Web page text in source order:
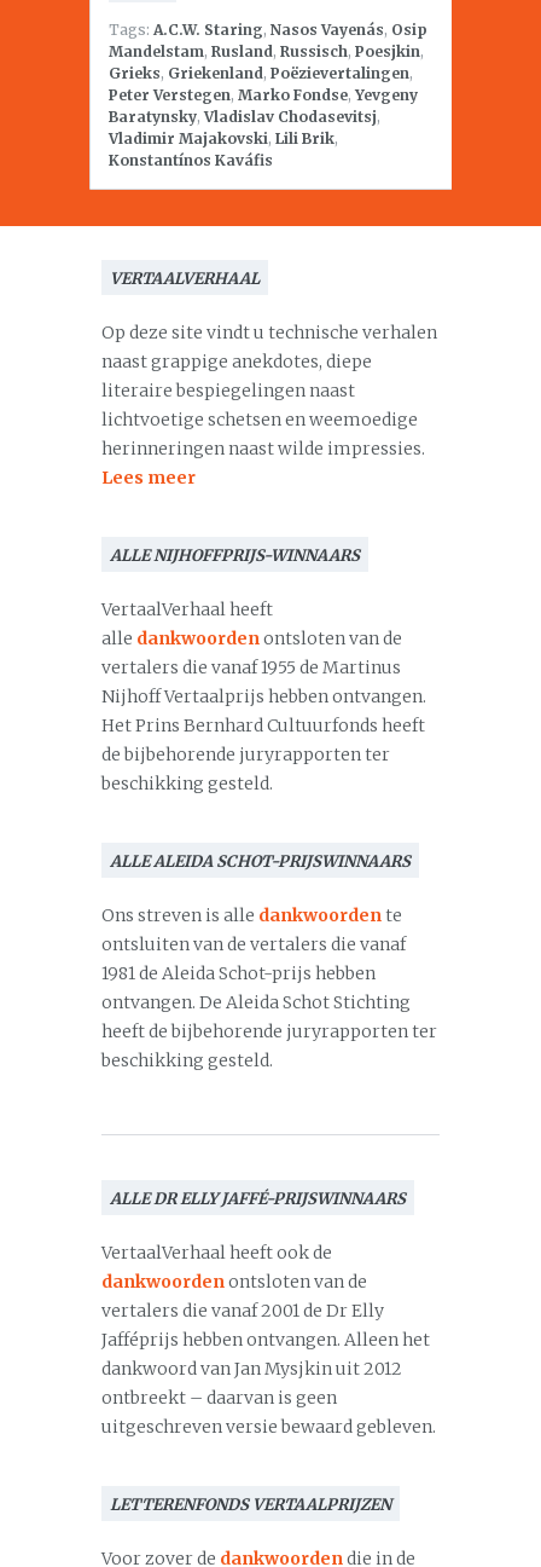
Tags: A.C.W. Staring, Nasos Vayenás, Osip
Mandelstam, Rusland, Russisch, Poesjkin,
Grieks, Griekenland, Poëzievertalingen,
Peter Verstegen, Marko Fondse,Yevgeny
Baratynsky,Vladislav Chodasevitsj,
Vladimir Majakovski, Lili Brik,
Konstantínos Kaváfis
VERTAALVERHAAL
Op deze site vindt u technische verhalen
naast grappige anekdotes, diepe
literaire bespiegelingen naast
lichtvoetige schetsen en weemoedige
herinneringen naast wilde impressies.
Lees meer
ALLE NIJHOFFPRIJS-WINNAARS
VertaalVerhaal heeft
alle dankwoordenontsloten van de
vertalers die vanaf 1955 de Martinus
Nijhoff Vertaalprijs hebben ontvangen.
Het Prins Bernhard Cultuurfonds heeft
de bijbehorende juryrapporten ter
beschikking gesteld.
ALLE ALEIDA SCHOT-PRIJSWINNAARS
Ons streven is alle dankwoordente
ontsluiten van de vertalers die vanaf
1981 de Aleida Schot-prijs hebben
ontvangen. De Aleida Schot Stichting
heeft de bijbehorende juryrapporten ter
beschikking gesteld.
ALLE DR ELLY JAFFÉ-PRIJSWINNAARS
VertaalVerhaal heeft ook de
dankwoordenontsloten van de
vertalers die vanaf 2001 de Dr Elly
Jafféprijs hebben ontvangen. Alleen het
dankwoord van Jan Mysjkin uit 2012
ontbreekt – daarvan is geen
uitgeschreven versie bewaard gebleven.
LETTERENFONDS VERTAALPRIJZEN
Voor zover de dankwoordendie in de